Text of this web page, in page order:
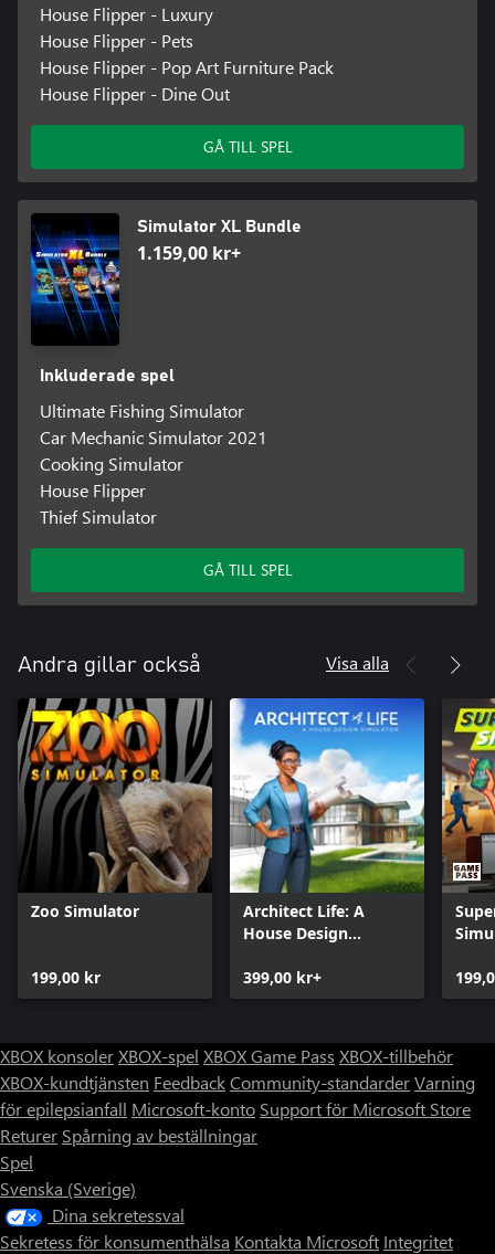
House Flipper - Luxury
House Flipper - Pets
House Flipper - Pop Art Furniture Pack
House Flipper - Dine Out
GÅ TILL SPEL
Simulator XL Bundle
1.159,00 kr+
Inkluderade spel
Ultimate Fishing Simulator
Car Mechanic Simulator 2021
Cooking Simulator
House Flipper
Thief Simulator
GÅ TILL SPEL
Andra gillar också Visa alla
Zoo Simulator
199,00 kr
Architect Life: A
House Design
399,00 kr+
XBOX konsolerXBOX-spel XBOX Game Pass XBOX-tillbehör
XBOX-kundtjänsten FeedbackCommunity-standarderVarning
för epilepsianfall Microsoft-konto Support för Microsoft Store
Returer Spårning av beställningar
Spel
Svenska (Sverige)
Dina sekretessval
Sekretess för konsumenthälsa Kontakta Microsoft Integritet